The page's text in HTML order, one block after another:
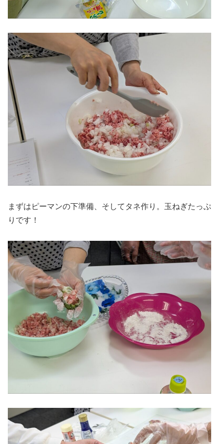
まずはピーマンの下準備、そしてタネ作り。玉ねぎたっぷ
りです！